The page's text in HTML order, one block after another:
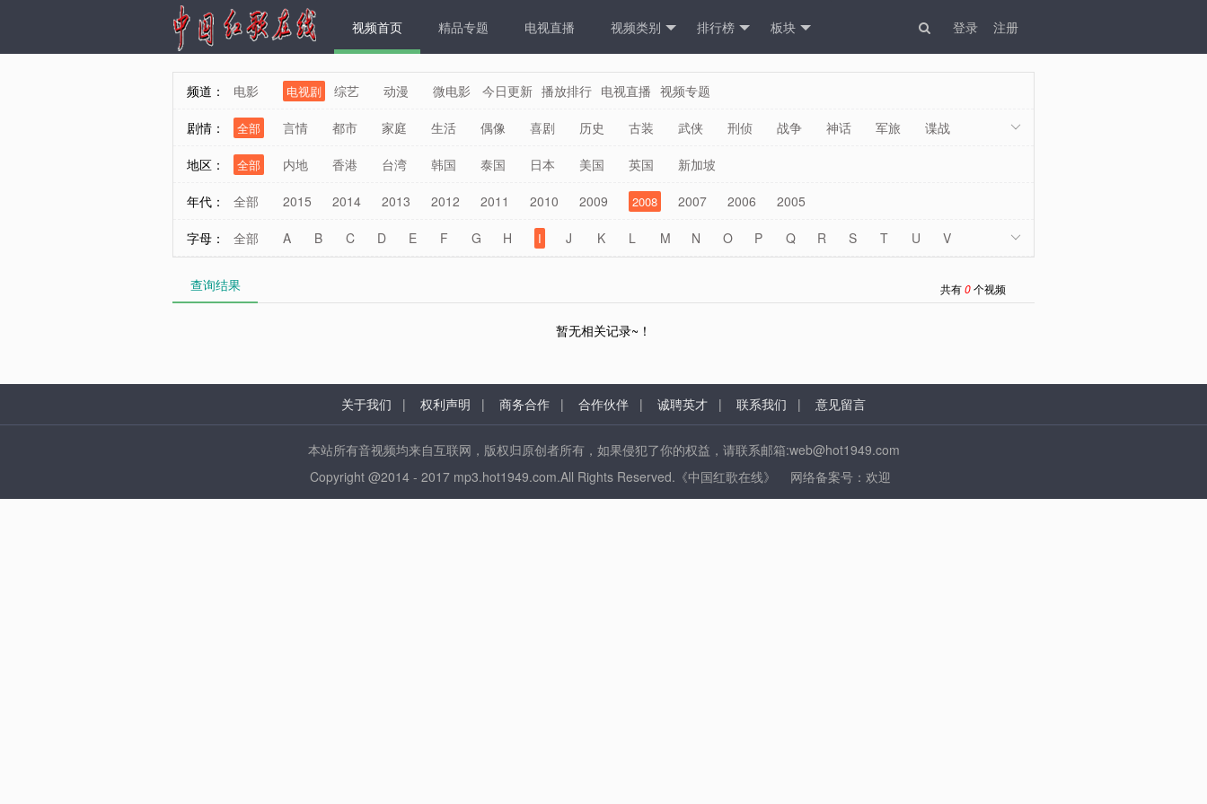
视频首页 精品专题 电视直播 视频类别 排行榜 板块 登录 注册
频道： 电影 电视剧 综艺 动漫 微电影 今日更新 播放排行 电视直播 视频专题
剧情： 全部 言情 都市 家庭 生活 偶像 喜剧 历史 古装 武侠 刑侦 战争 神话 军旅
谍战
商战

校园 穿越 悬疑 犯罪 科幻 预告片
地区： 全部 内地 香港 台湾 韩国 泰国 日本 美国 英国 新加坡
年代： 全部 2015 2014 2013 2012 2011 2010 2009 2008 2007 2006 2005
字母： 全部 A B C D E F G H I J K L M N O P Q R S T U V 
查询结果 共有0个视频
暂无相关记录~！
关于我们 | 权利声明 | 商务合作 | 合作伙伴 | 诚聘英才 | 联系我们 | 意见留言
本站所有音视频均来自互联网，版权归原创者所有，如果侵犯了你的权益，请联系邮箱:web@hot1949.com
Copyright @2014 - 2017 mp3.hot1949.com.All Rights Reserved.《中国红歌在线》 网络备案号：欢迎